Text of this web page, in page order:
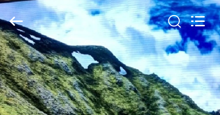
家
製
品
-
2026
Beijing
Silk
Road
Enterprise
Management
Services
Co.,LTD.
All
Rights
Reserved.
Developed
by
ECER